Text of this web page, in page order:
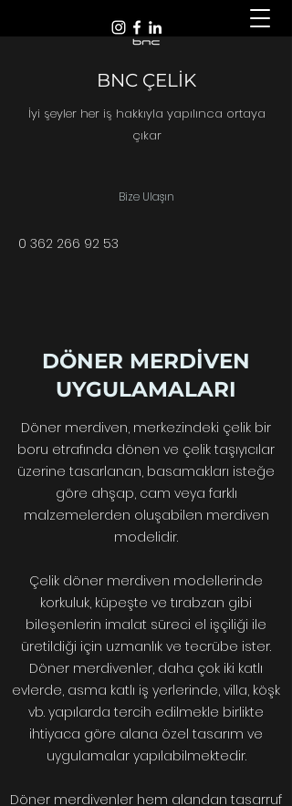
BNC ÇELİK
İyi şeyler her iş hakkıyla yapılınca ortaya
çıkar
Bize Ulaşın
0 362 266 92 53
DÖNER MERDİVEN
UYGULAMALARI
Döner merdiven, merkezindeki çelik bir
boru etrafında dönen ve çelik taşıyıcılar
üzerine tasarlanan, basamakları isteğe
göre ahşap, cam veya farklı
malzemelerden oluşabilen merdiven
modelidir.
Çelik döner merdiven modellerinde
korkuluk, küpeşte ve tırabzan gibi
bileşenlerin imalat süreci el işçiliği ile
üretildiği için uzmanlık ve tecrübe ister.
Döner merdivenler, daha çok iki katlı
evlerde, asma katlı iş yerlerinde, villa, köşk
vb. yapılarda tercih edilmekle birlikte
ihtiyaca göre alana özel tasarım ve
uygulamalar yapılabilmektedir.
Döner merdivenler hem alandan tasarruf